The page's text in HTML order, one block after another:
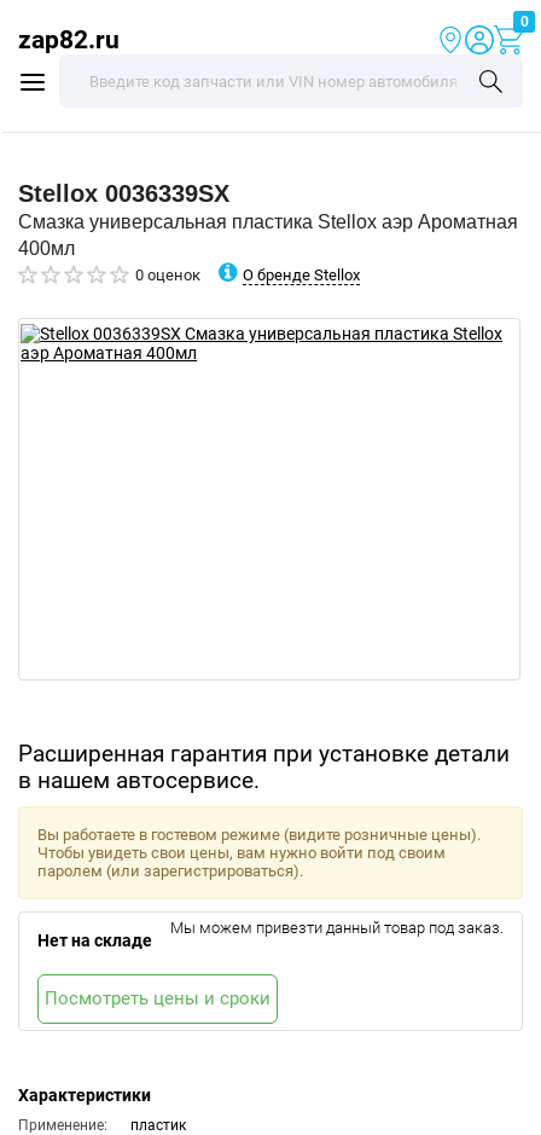
zap82.ru
0
Stellox 0036339SX
Смазка универсальная пластика Stellox аэр Ароматная
400мл
0 оценок О бренде Stellox
Расширенная гарантия при установке детали
в нашем автосервисе.
Характеристики
Применение:
пластик
Вы работаете в гостевом режиме (видите розничные цены).
Чтобы увидеть свои цены, вам нужно войти под своим
паролем (или зарегистрироваться).
Нет на складе
Мы можем привезти данный товар под заказ.
Посмотреть цены и сроки